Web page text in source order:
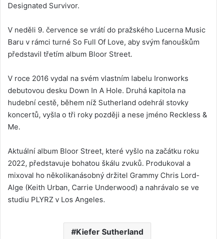
Designated Survivor.
V neděli 9. července se vrátí do pražského Lucerna Music
Baru v rámci turné So Full Of Love, aby svým fanouškům
představil třetím album Bloor Street.
V roce 2016 vydal na svém vlastním labelu Ironworks
debutovou desku Down In A Hole. Druhá kapitola na
hudební cestě, během níž Sutherland odehrál stovky
koncertů, vyšla o tři roky později a nese jméno Reckless &
Me.
Aktuální album Bloor Street, které vyšlo na začátku roku
2022, představuje bohatou škálu zvuků. Produkoval a
mixoval ho několikanásobný držitel Grammy Chris Lord-
Alge (Keith Urban, Carrie Underwood) a nahrávalo se ve
studiu PLYRZ v Los Angeles.
Kiefer Sutherland